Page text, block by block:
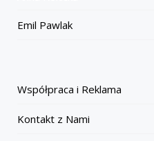
Emil Pawlak
Współpraca i Reklama
Kontakt z Nami